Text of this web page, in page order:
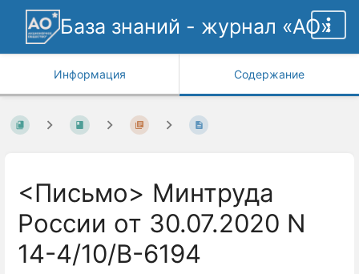
База знаний - журнал «АО»
Информация Содержание
<Письмо> Минтруда
России от 30.07.2020 N
14-4/10/В-6194